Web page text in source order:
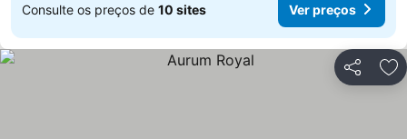
Consulte os preços de 10 sites Ver preços
Partilhar